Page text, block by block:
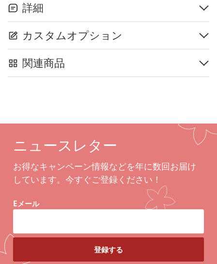
詳細
カスタムオプション
関連商品
ニュースレター
お得なキャンペーン情報などを年に数回お届け
しています。今すぐご登録ください！
Eメール